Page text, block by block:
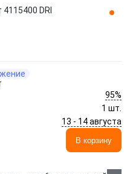
DRI
95%
1 шт.
13 - 14 августа
В корзину